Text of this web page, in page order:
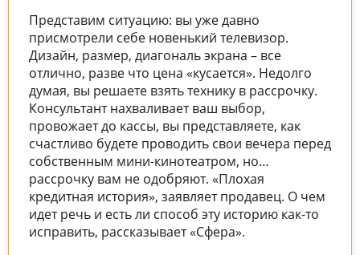
Представим ситуацию: вы уже давно
присмотрели себе новенький телевизор.
Дизайн, размер, диагональ экрана – все
отлично, разве что цена «кусается». Недолго
думая, вы решаете взять технику в рассрочку.
Консультант нахваливает ваш выбор,
провожает до кассы, вы представляете, как
счастливо будете проводить свои вечера перед
собственным мини-кинотеатром, но…
рассрочку вам не одобряют. «Плохая
кредитная история», заявляет продавец. О чем
идет речь и есть ли способ эту историю как-то
исправить, рассказывает «Сфера».